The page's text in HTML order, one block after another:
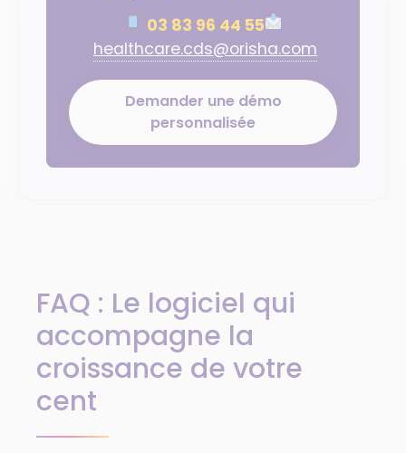
03 83 96 44 55
healthcare.cds@orisha.com
Demander une démo
personnalisée
FAQ : Le logiciel qui
accompagne la
croissance de votre
cent